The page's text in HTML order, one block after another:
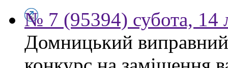
№ 7 (95394) субота, 14
Домницький